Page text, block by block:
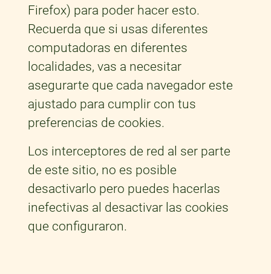
Firefox) para poder hacer esto.
Recuerda que si usas diferentes
computadoras en diferentes
localidades, vas a necesitar
asegurarte que cada navegador este
ajustado para cumplir con tus
preferencias de cookies.
Los interceptores de red al ser parte
de este sitio, no es posible
desactivarlo pero puedes hacerlas
inefectivas al desactivar las cookies
que configuraron.